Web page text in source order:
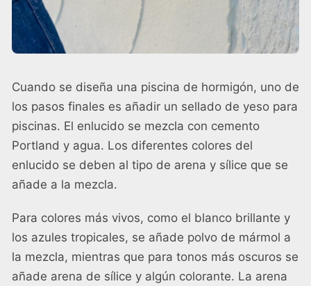
Cuando se diseña una piscina de hormigón, uno de
los pasos finales es añadir un sellado de yeso para
piscinas. El enlucido se mezcla con cemento
Portland y agua. Los diferentes colores del
enlucido se deben al tipo de arena y sílice que se
añade a la mezcla.
Para colores más vivos, como el blanco brillante y
los azules tropicales, se añade polvo de mármol a
la mezcla, mientras que para tonos más oscuros se
añade arena de sílice y algún colorante. La arena